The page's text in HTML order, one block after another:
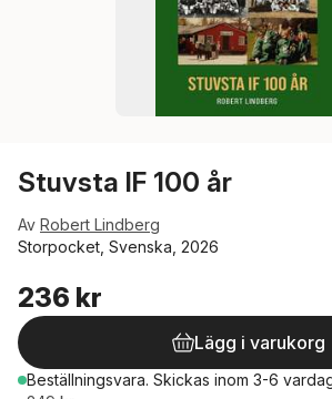
Stuvsta IF 100 år
Av Robert Lindberg
Storpocket, Svenska, 2026
236 kr
Lägg i varukorg
Beställningsvara. Skickas inom 3-6